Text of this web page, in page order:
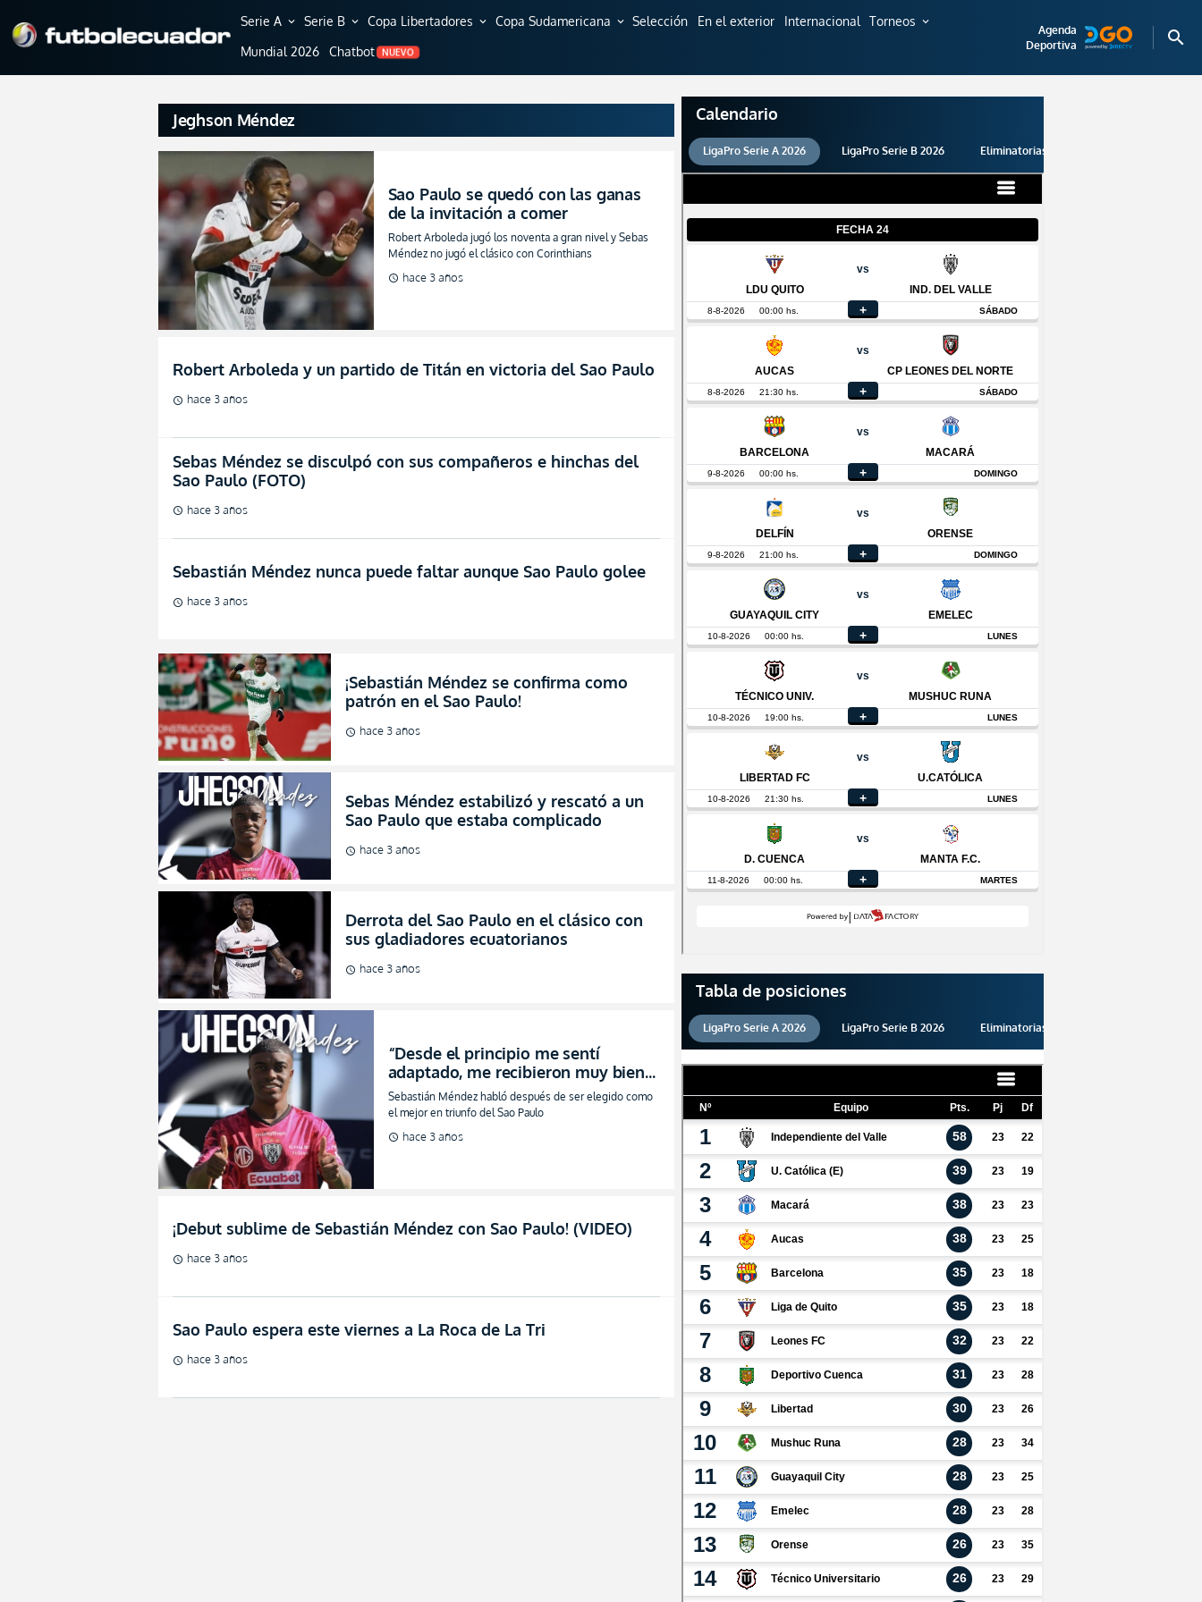
Serie A expand_more Serie B expand_more Copa Libertadores expand_more Copa Sudamericana expand_more Selección En el exterior Internacional Torneos expand_more
Mundial 2026 Chatbot NUEVO
Agenda
Deportiva
search
Jeghson Méndez
Sao Paulo se quedó con las ganas
de la invitación a comer
Robert Arboleda jugó los noventa a gran nivel y Sebas
Méndez no jugó el clásico con Corinthians
schedule hace 3 años
Robert Arboleda y un partido de Titán en victoria del Sao Paulo
schedule hace 3 años
Sebas Méndez se disculpó con sus compañeros e hinchas del
Sao Paulo (FOTO)
schedule hace 3 años
Sebastián Méndez nunca puede faltar aunque Sao Paulo golee
schedule hace 3 años
¡Sebastián Méndez se confirma como
patrón en el Sao Paulo!
schedule hace 3 años
Sebas Méndez estabilizó y rescató a un
Sao Paulo que estaba complicado
schedule hace 3 años
Derrota del Sao Paulo en el clásico con
sus gladiadores ecuatorianos
schedule hace 3 años
“Desde el principio me sentí
adaptado, me recibieron muy bien"
(ENTREVISTA)
Sebastián Méndez habló después de ser elegido como
el mejor en triunfo del Sao Paulo
schedule hace 3 años
¡Debut sublime de Sebastián Méndez con Sao Paulo! (VIDEO)
schedule hace 3 años
Sao Paulo espera este viernes a La Roca de La Tri
schedule hace 3 años
Calendario
LigaPro Serie A 2026 LigaPro Serie B 2026 Eliminatorias 2026
Tabla de posiciones
LigaPro Serie A 2026 LigaPro Serie B 2026 Eliminatorias 2026